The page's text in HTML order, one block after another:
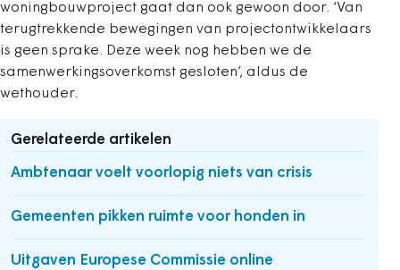
woningbouwproject gaat dan ook gewoon door. ‘Van
terugtrekkende bewegingen van projectontwikkelaars
is geen sprake. Deze week nog hebben we de
samenwerkingsoverkomst gesloten’, aldus de
wethouder.
Gerelateerde artikelen
Ambtenaar voelt voorlopig niets van crisis
Gemeenten pikken ruimte voor honden in
Uitgaven Europese Commissie online